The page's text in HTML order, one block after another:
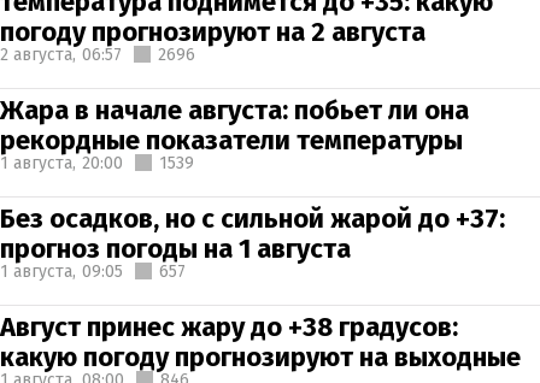
погоду прогнозируют на 2 августа
2 августа, 06:57 2696
Жара в начале августа: побьет ли она
рекордные показатели температуры
1 августа, 20:00 1539
Без осадков, но с сильной жарой до +37:
прогноз погоды на 1 августа
1 августа, 09:05 657
Август принес жару до +38 градусов:
какую погоду прогнозируют на выходные